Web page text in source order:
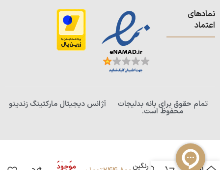
نمادهای
اعتماد
تمام حقوق برای بانه بدلیجات
محفوظ است.
آژانس دیجیتال مارکتینگ زندینو
کش مو فنری رنگین
در انبار
موجود